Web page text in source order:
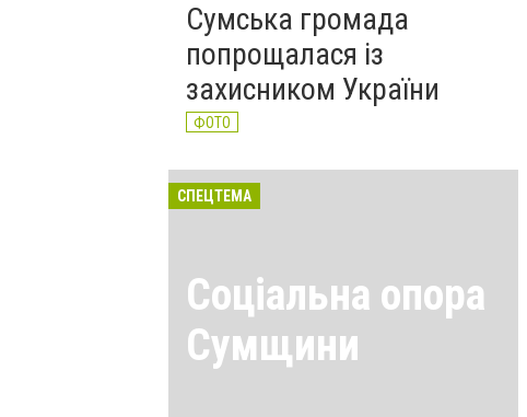
Сумська громада
попрощалася із
захисником України
ФОТО
СПЕЦТЕМА
Соціальна опора
Сумщини